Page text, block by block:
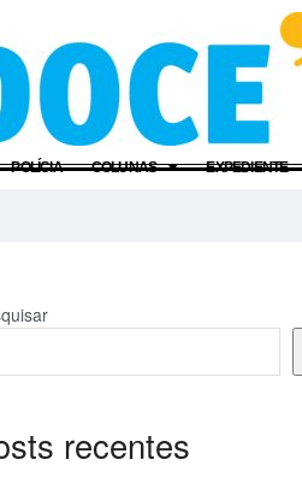
POLÍCIA COLUNAS EXPEDIENTE
recentes